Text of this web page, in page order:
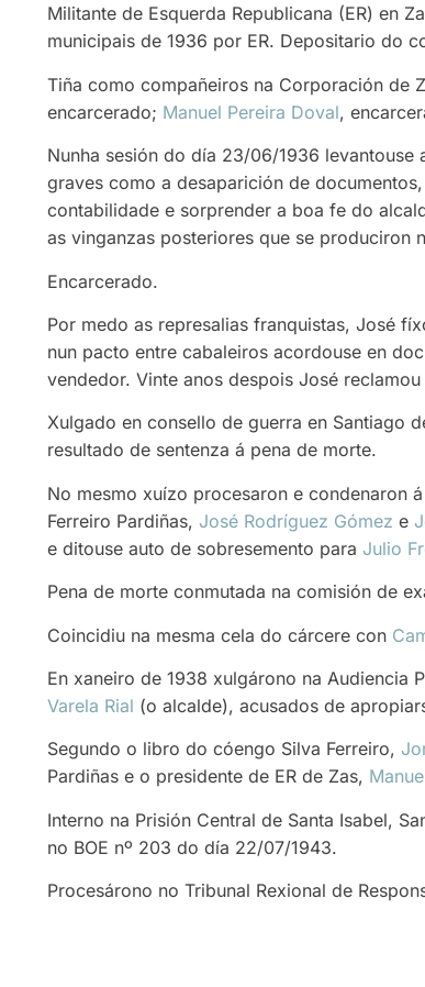
Militante de Esquerda Republicana (ER) en
municipais de 1936 por ER. Depositario do
Tiña como compañeiros na Corporación de
encarcerado; Manuel Pereira Doval,
Nunha sesión do día 23/06/1936 levantouse
graves como a desaparición de
contabilidade e sorprender a boa fe do
as vinganzas posteriores que se produciron
Encarcerado.
Por medo as represalias franquistas, José
nun pacto entre cabaleiros acordouse en
vendedor. Vinte anos despois José
Xulgado en consello de guerra en Santiago
resultado de sentenza á pena de morte.
No mesmo xuízo procesaron e condenaron
Ferreiro Pardiñas, José Rodríguez Gómez e
e ditouse auto de sobresemento para Julio
Pena de morte conmutada na comisión de
Coincidiu na mesma cela do cárcere con
En xaneiro de 1938 xulgárono na
Varela Rial (o alcalde), acusados de
Segundo o libro do cóengo Silva Ferreiro,
Pardiñas e o presidente de ER de Zas,
Interno na Prisión Central de Santa Isabel,
no BOE nº 203 do día 22/07/1943.
Procesárono no Tribunal Rexional de